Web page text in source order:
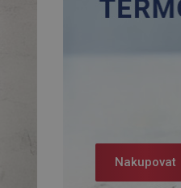
Nakupovat